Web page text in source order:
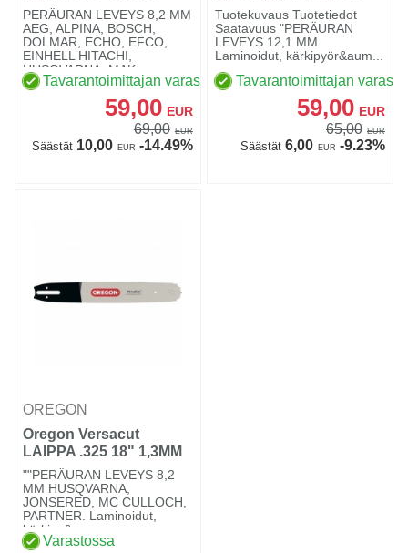
1,3MM 72 DL
PERÄURAN LEVEYS 8,2 MM
AEG, ALPINA, BOSCH,
DOLMAR, ECHO, EFCO,
EINHELL HITACHI,
HUSQVARNA, MAK...
Tavarantoimittajan varastossa
59,00 EUR
69,00 EUR
Säästät10,00 EUR -14.49%
Tuotekuvaus Tuotetiedot
Saatavuus "PERÄURAN
LEVEYS 12,1 MM
Laminoidut, kärkipyör&aum...
Tavarantoimittajan
59,00 EUR
65,00 EUR
Säästät6,00 EUR -9.23%
OREGON
Oregon Versacut
LAIPPA .325 18" 1,3MM
72VL
""PERÄURAN LEVEYS 8,2
MM HUSQVARNA,
JONSERED, MC CULLOCH,
PARTNER. Laminoidut,
kärkipy&ou...
Varastossa